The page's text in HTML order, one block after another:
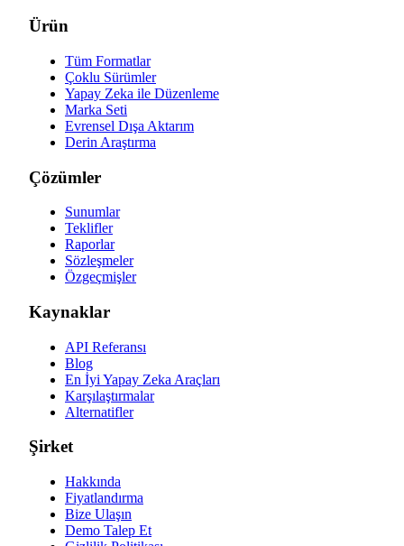
Ürün
Tüm Formatlar
Çoklu Sürümler
Yapay Zeka ile Düzenleme
Marka Seti
Evrensel Dışa Aktarım
Derin Araştırma
Çözümler
Sunumlar
Teklifler
Raporlar
Sözleşmeler
Özgeçmişler
Kaynaklar
API Referansı
Blog
En İyi Yapay Zeka Araçları
Karşılaştırmalar
Alternatifler
Şirket
Hakkında
Fiyatlandırma
Bize Ulaşın
Demo Talep Et